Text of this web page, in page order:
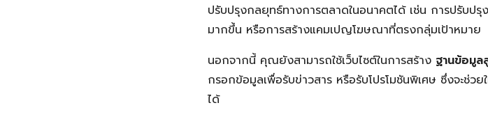
ปรับปรุงกลยุทธ์ทางการตลาดในอนาคตได้ เช่น การปรับป
มากขึ้น หรือการสร้างแคมเปญโฆษณาที่ตรงกลุ่มเป้าหมาย
นอกจากนี้ คุณยังสามารถใช้เว็บไซต์ในการสร้าง ฐานข้อมู
กรอกข้อมูลเพื่อรับข่าวสาร หรือรับโปรโมชันพิเศษ ซึ่งจะช่
ได้